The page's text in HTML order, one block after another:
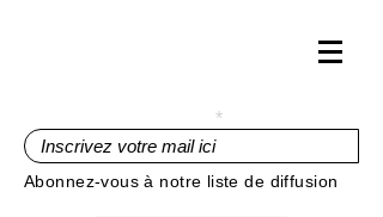
Abonnez-vous à notre liste de diffusion